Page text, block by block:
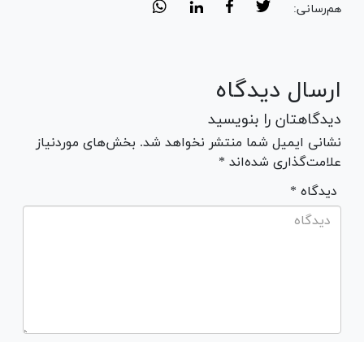
هم‌رسانی:
ارسال دیدگاه
دیدگاهتان را بنویسید
نشانی ایمیل شما منتشر نخواهد شد. بخش‌های موردنیاز
علامت‌گذاری شده‌اند *
* دیدگاه